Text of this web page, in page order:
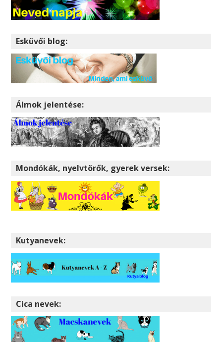
Esküvői blog:
Álmok jelentése:
Mondókák, nyelvtörők, gyerek versek:
Kutyanevek:
Cica nevek: